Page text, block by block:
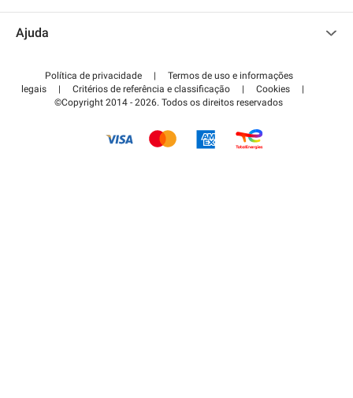
Torne-se um membro
Ajuda
Centro de apoio
Como é que funciona?
Pagar o estacionamento FLOW
Política de privacidade |
Termos de uso e informações
legais
| Critérios de referência e classificação | Cookies
|
©Copyright 2014 - 2026. Todos os direitos reservados